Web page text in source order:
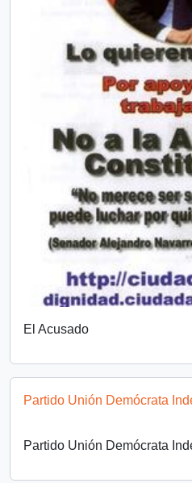
El Acusado
Partido Unión Demócrata
Partido Unión Demócrata